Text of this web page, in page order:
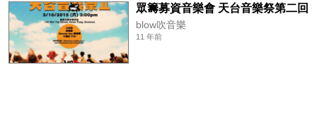
眾籌募資音樂會 天台音樂祭第二回
blow吹音樂
11 年前